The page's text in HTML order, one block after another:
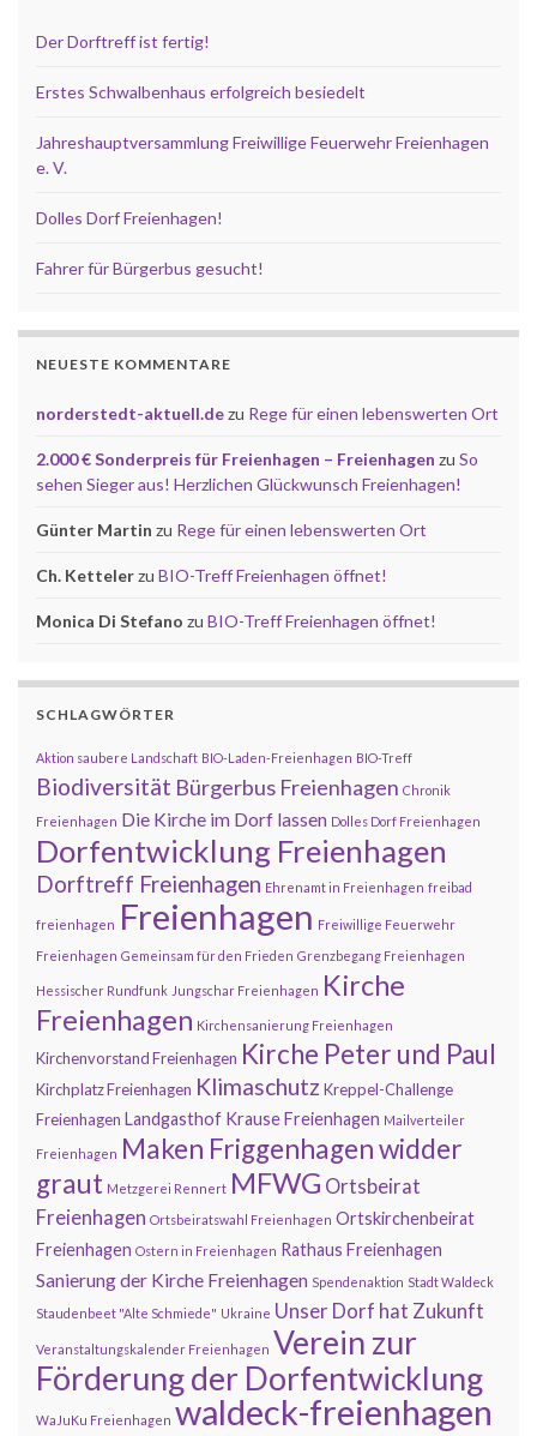
Der Dorftreff ist fertig!
Erstes Schwalbenhaus erfolgreich besiedelt
Jahreshauptversammlung Freiwillige Feuerwehr Freienhagen
e. V.
Dolles Dorf Freienhagen!
Fahrer für Bürgerbus gesucht!
NEUESTE KOMMENTARE
norderstedt-aktuell.dezu Rege für einen lebenswerten Ort
2.000 € Sonderpreis für Freienhagen – Freienhagen zu So
sehen Sieger aus! Herzlichen Glückwunsch Freienhagen!
Günter Martin zu Rege für einen lebenswerten Ort
Ch. Kettelerzu BIO-Treff Freienhagen öffnet!
Monica Di Stefano zu BIO-Treff Freienhagen öffnet!
SCHLAGWÖRTER
Aktion saubere Landschaft BIO-Laden-Freienhagen BIO-Treff
Biodiversität Bürgerbus Freienhagen Chronik
Freienhagen Die Kirche im Dorf lassen Dolles Dorf Freienhagen
Dorfentwicklung Freienhagen
Dorftreff Freienhagen Ehrenamt in Freienhagen freibad
freienhagen Freienhagen Freiwillige Feuerwehr
Freienhagen Gemeinsam für den Frieden Grenzbegang Freienhagen
Hessischer Rundfunk Jungschar Freienhagen Kirche
Freienhagen Kirchensanierung Freienhagen
Kirchenvorstand Freienhagen Kirche Peter und Paul
Kirchplatz Freienhagen Klimaschutz Kreppel-Challenge
Freienhagen Landgasthof Krause Freienhagen Mailverteiler
Freienhagen Maken Friggenhagen widder
graut Metzgerei Rennert MFWG Ortsbeirat
Freienhagen Ortsbeiratswahl Freienhagen Ortskirchenbeirat
Freienhagen Ostern in Freienhagen Rathaus Freienhagen
Sanierung der Kirche Freienhagen Spendenaktion Stadt Waldeck
Staudenbeet "Alte Schmiede" Ukraine Unser Dorf hat Zukunft
Veranstaltungskalender Freienhagen Verein zur
Förderung der Dorfentwicklung
WaJuKu Freienhagen waldeck-freienhagen